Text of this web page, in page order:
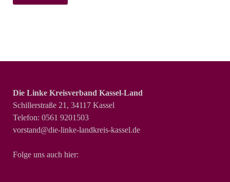
Die Linke Kreisverband Kassel-Land
Schillerstraße 21, 34117 Kassel
Telefon: 0561 9201503
vorstand@die-linke-landkreis-kassel.de
Folge uns auch hier: